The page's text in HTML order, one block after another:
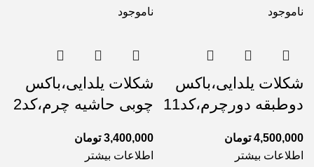
ناموجود
شکلات یلدایی،باکس
دوطبقه دورچرم،کد11
4,500,000 تومان
اطلاعات بیشتر
ناموجود
شکلات یلدایی،باکس
چوبی حاشیه چرم،کد2
3,400,000 تومان
اطلاعات بیشتر